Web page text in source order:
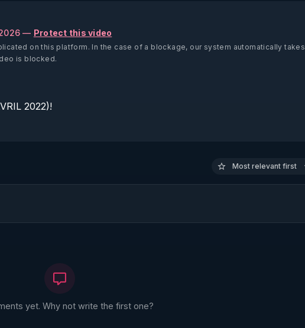
— Protect this video
on this platform. In the case of a blockage, our system automatically takes
is blocked.
2022)!
Most relevant first
yet. Why not write the first one?